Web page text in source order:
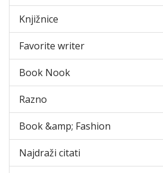
Knjižnice
Favorite writer
Book Nook
Razno
Book &amp; Fashion
Najdraži citati